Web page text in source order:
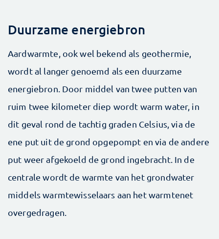
Duurzame energiebron
Aardwarmte, ook wel bekend als geothermie,
wordt al langer genoemd als een duurzame
energiebron. Door middel van twee putten van
ruim twee kilometer diep wordt warm water, in
dit geval rond de tachtig graden Celsius, via de
ene put uit de grond opgepompt en via de andere
put weer afgekoeld de grond ingebracht. In de
centrale wordt de warmte van het grondwater
middels warmtewisselaars aan het warmtenet
overgedragen.